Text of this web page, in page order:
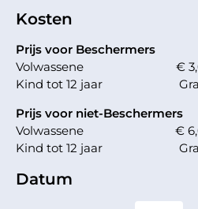
Kosten
Prijs voor Beschermers
Volwassene
€
Kind tot 12 jaar
Prijs voor niet-Beschermers
Volwassene
€
Kind tot 12 jaar
Datum